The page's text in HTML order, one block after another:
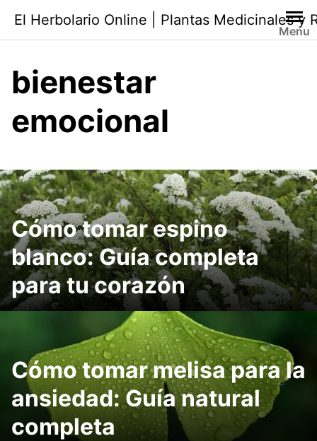
contenido
El Herbolario Online | Plantas Medicinales y
Menu
bienestar
emocional
Cómo tomar espino
blanco: Guía completa
para tu corazón
Cómo tomar melisa para la
ansiedad: Guía natural
completa